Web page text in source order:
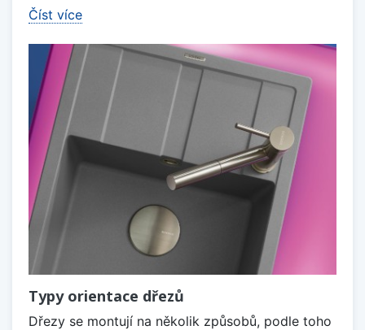
Číst více
Typy orientace dřezů
Dřezy se montují na několik způsobů, podle toho